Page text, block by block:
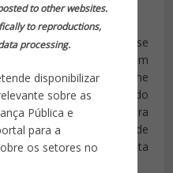
to other websites.
to reproductions,
processing.
disponibilizar
sobre as
Pública e
para a
os setores no
demissionário diz-se
“Fui surpreendido com
um processo-crime
não sabe exatamente do
que está “disponível para
o exercício das funções de
com uma suspeita